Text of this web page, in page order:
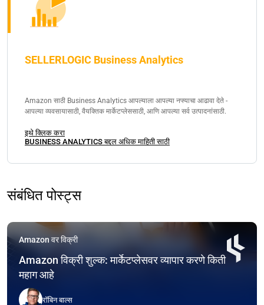
SELLERLOGIC Business Analytics
Amazon साठी Business Analytics आपल्याला आपल्या नफ्याचा आढावा देते -
आपल्या व्यवसायासाठी, वैयक्तिक मार्केटप्लेससाठी, आणि आपल्या सर्व उत्पादनांसाठी.
इथे क्लिक करा
BUSINESS ANALYTICS बद्दल अधिक माहिती साठी
संबंधित पोस्ट्स
Amazon वर विक्री
Amazon विक्री शुल्क: मार्केटप्लेसवर व्यापार करणे किती
महाग आहे
रॉबिन बाल्स